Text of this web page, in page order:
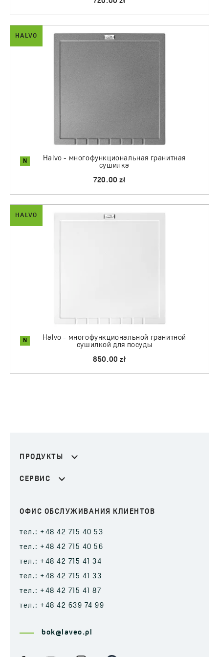
HALVO
N
Halvo - многофункциональная гранитная
сушилка
720.00 zł
HALVO
N
Halvo - многофункциональной гранитной
сушилкой для посуды
850.00 zł
ПРОДУКТЫ
СЕРВИС
ОФИС ОБСЛУЖИВАНИЯ КЛИЕНТОВ
тел.: +48 42 715 40 53
тел.: +48 42 715 40 56
тел.: +48 42 715 41 34
тел.: +48 42 715 41 33
тел.: +48 42 715 41 87
тел.: +48 42 639 74 99
bok@laveo.pl